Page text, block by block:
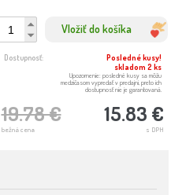
Vložiť do košíka
19.78 €
bežná cena
15.83 €
s DPH
Dostupnosť:
Posledné kusy!
skladom 2 ks
Upozornenie: posledné kusy sa môžu
medzičasom vypredať v predajni, preto ich
dostupnosť nie je garantovaná.